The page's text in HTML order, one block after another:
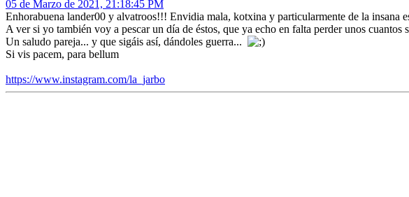
05 de Marzo de 2021, 21:18:45 PM
Enhorabuena lander00 y alvatroos!!! Envidia mala, kotxina y particularmente de la insana
A ver si yo también voy a pescar un día de éstos, que ya echo en falta perder unos cuantos
Un saludo pareja... y que sigáis así, dándoles guerra...
Si vis pacem, para bellum
https://www.instagram.com/la_jarbo